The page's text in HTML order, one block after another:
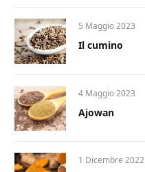
5 Maggio 2023
Il cumino
4 Maggio 2023
Ajowan
1 Dicembre 2022